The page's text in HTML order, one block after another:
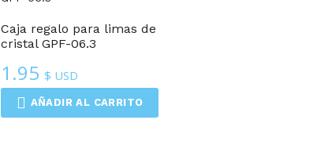
Caja regalo para limas de
cristal GPF-06.3
1.95$ USD
AÑADIR AL CARRITO